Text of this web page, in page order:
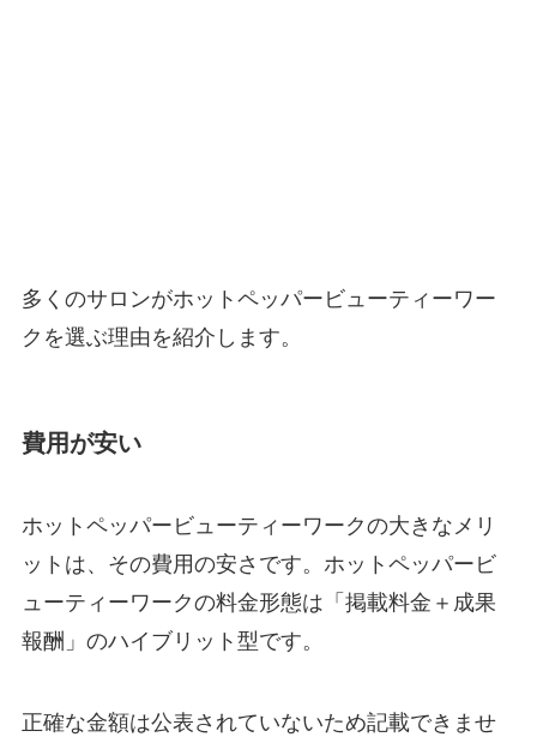
多くのサロンがホットペッパービューティーワー
クを選ぶ理由を紹介します。
費用が安い
ホットペッパービューティーワークの大きなメリ
ットは、その費用の安さです。ホットペッパービ
ューティーワークの料金形態は「掲載料金＋成果
報酬」のハイブリット型です。
正確な金額は公表されていないため記載できませ